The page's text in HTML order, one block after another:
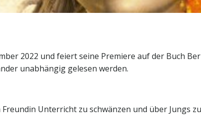
2022 und feiert seine Premiere auf der Buch
unabhängig gelesen werden.
Unterricht zu schwänzen und über Jungs